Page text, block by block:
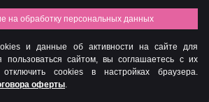
AWARDS 2015
косметики Spadream
скидку
на обработку персональных данных
и данные об активности на сайте для
пользоваться сайтом, вы соглашаетесь с их
cookies в настройках браузера.
оферты.